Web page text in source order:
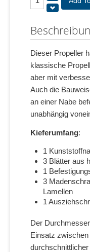
Dieser Propeller
klassische
aber mit
Auch die
an einer Nabe
unabhängig
Kieferumfang:
1
3 Blätter aus
1
3
Lamellen
1
Der
Einsatz